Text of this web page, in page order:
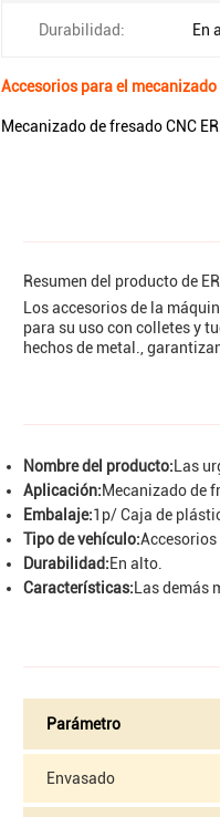
Durabilidad: En
Accesorios para el
Mecanizado de fresado CNC
Resumen del producto de
Los accesorios de la
para su uso con colletes y
hechos de metal.,
Nombre del producto: Las
Aplicación:Mecanizado de
Embalaje:1p/ Caja de
Tipo de vehículo:Accesorios
Durabilidad:En alto.
Características: Las
Parámetro
Envasado